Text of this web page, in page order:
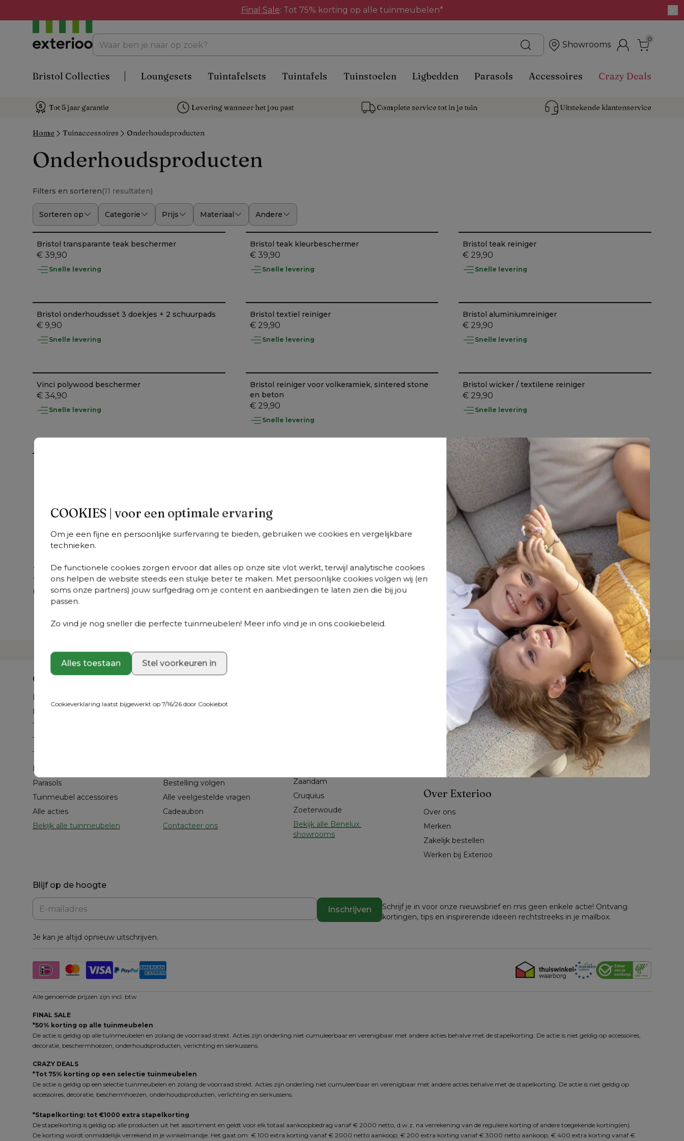
COOKIES | voor een optimale ervaring
Om je een fijne en persoonlijke surfervaring te bieden, gebruiken we cookies en vergelijkbare
technieken.
De functionele cookies zorgen ervoor dat alles op onze site vlot werkt, terwijl analytische cookies
ons helpen de website steeds een stukje beter te maken. Met persoonlijke cookies volgen wij (en
soms onze partners) jouw surfgedrag om je content en aanbiedingen te laten zien die bij jou
passen.
Zo vind je nog sneller die perfecte tuinmeubelen! Meer info vind je in ons cookiebeleid.
Alles toestaan Stel voorkeuren in
Cookieverklaring laatst bijgewerkt op 7/16/26 door Cookiebot
Final Sale: Tot 75% korting op alle tuinmeubelen*
Showrooms
0
Bristol Collecties Loungesets Tuintafelsets Tuintafels Tuinstoelen Ligbedden Parasols Accessoires Crazy Deals
Tot 5 jaar garantie Levering wanneer het jou past Complete service tot in je tuin Uitstekende klantenservice
Home Tuinaccessoires Onderhoudsproducten
Onderhoudsproducten
Filters en sorteren(11 resultaten)
Sorteren op Categorie Prijs Materiaal Andere
Bristol transparante teak beschermer
€ 39,90
Snelle levering
Bristol teak kleurbeschermer
€ 39,90
Snelle levering
Bristol teak reiniger
€ 29,90
Snelle levering
Bristol onderhoudsset 3 doekjes + 2 schuurpads
€ 9,90
Snelle levering
Bristol textiel reiniger
€ 29,90
Snelle levering
Bristol aluminiumreiniger
€ 29,90
Snelle levering
Vinci polywood beschermer
€ 34,90
Snelle levering
Bristol reiniger voor volkeramiek, sintered stone
en beton
€ 29,90
Snelle levering
Bristol wicker / textilene reiniger
€ 29,90
Snelle levering
Hulp nodig?
Veelgestelde vragen
Snel antwoord op je vragen.
Mail ons
vraag.
Bel ons
| Van maandag tot
vrijdag: 8.30u - 18.30u en op zaterdag:
9.30u - 18u
Kom langs
Onze tuinmeubelexperts staan je bij in
een van onze 36 showrooms
Levering wanneer het jou past Complete service tot in je tuin
Onze tuinmeubelen
Bristol Collecties
Loungesets
Tuintafel met stoelen
Tuintafels
Tuinstoelen
Ligbedden
Parasols
Tuinmeubel accessoires
Alle acties
Bekijk alle tuinmeubelen
Klantenservice
Bestelling volgen
Alle veelgestelde vragen
Cadeaubon
Contacteer ons
Zaandam
Cruquius
Zoeterwoude
Bekijk alle Benelux
showrooms
Hoe tuinmeubelen kiezen?
Materialen
Onderhoud
Buitenmomenten
Jullie #exterioo momenten
Over Exterioo
Over ons
Merken
Zakelijk bestellen
Werken bij Exterioo
Mijn account
Inloggen
Volg ons
Blijf op de hoogte
Inschrijven
Je kan je altijd opnieuw uitschrijven.
Schrijf je in voor onze nieuwsbrief en mis geen enkele actie! Ontvang
kortingen, tips en inspirerende ideeën rechtstreeks in je mailbox.
Alle genoemde prijzen zijn incl. btw
FINAL SALE
*50% korting op alle tuinmeubelen
De actie is geldig op alle tuinmeubelen en zolang de voorraad strekt. Acties zijn onderling niet cumuleerbaar en verenigbaar met andere acties behalve met de stapelkorting. De actie is niet geldig op accessoires,
decoratie, beschermhoezen, onderhoudsproducten, verlichting en sierkussens.
CRAZY DEALS
*Tot 75% korting op een selectie tuinmeubelen
De actie is geldig op een selectie tuinmeubelen en zolang de voorraad strekt. Acties zijn onderling niet cumuleerbaar en verenigbaar met andere acties behalve met de stapelkorting. De actie is niet geldig op
accessoires, decoratie, beschermhoezen, onderhoudsproducten, verlichting en sierkussens.
*Stapelkorting: tot €1000 extra stapelkorting
De stapelkorting is geldig op alle producten uit het assortiment en geldt voor elk totaal aankoopbedrag vanaf € 2000 netto, d.w.z. na verrekening van de reguliere korting of andere toegekende korting(en).
De korting wordt onmiddellijk verrekend in je winkelmandje. Het gaat om: € 100 extra korting vanaf € 2000 netto aankoop; € 200 extra korting vanaf € 3000 netto aankoop; € 400 extra korting vanaf €